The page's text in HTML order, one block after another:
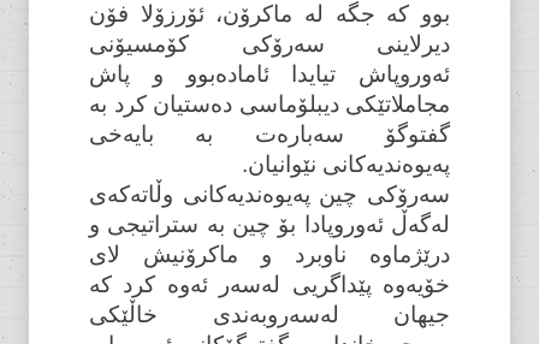
بوو کە جگە لە ماکرۆن، ئۆرزۆلا فۆن
دیرلاینی سەرۆکی کۆمسیۆنی
ئەوروپاش تیایدا ئامادەبوو و پاش
مجاملاتێکی دیبلۆماسی دەستیان کرد بە
گفتوگۆ سەبارەت بە بایەخی
پەیوەندیەکانی نێوانیان.
سەرۆکی چین پەیوەندیەکانی وڵاتەکەی
لەگەڵ ئەوروپادا بۆ چین بە ستراتیجی و
درێژماوە ناوبرد و ماکرۆنیش لای
خۆیەوە پێداگریی لەسەر ئەوە کرد کە
جیهان لەسەروبەندی خاڵێکی